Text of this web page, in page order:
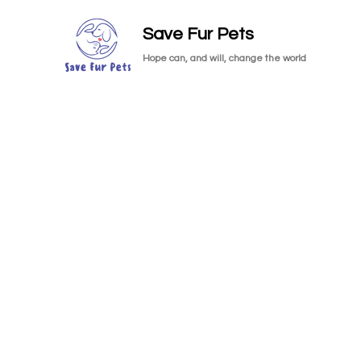
Save Fur Pets
Hope can, and will, change the world